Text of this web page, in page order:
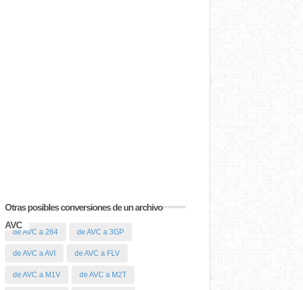
Otras posibles conversiones de un archivo
AVC
de AVC a 264 de AVC a 3GP
de AVC a AVI de AVC a FLV
de AVC a M1V de AVC a M2T